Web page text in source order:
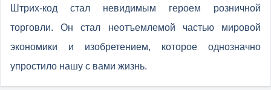
Штрих-код стал невидимым героем розничной
торговли. Он стал неотъемлемой частью мировой
экономики и изобретением, которое однозначно
упростило нашу с вами жизнь.